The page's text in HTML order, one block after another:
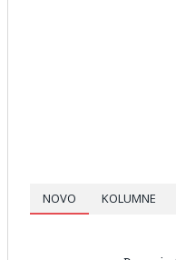
NOVO KOLUMNE